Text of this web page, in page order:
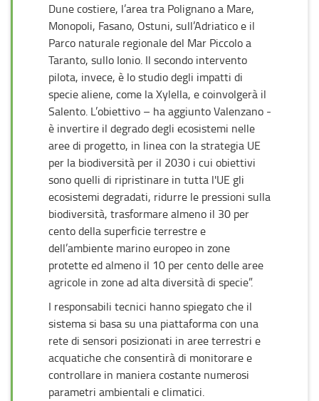
Dune costiere, l’area tra Polignano a Mare,
Monopoli, Fasano, Ostuni, sull’Adriatico e il
Parco naturale regionale del Mar Piccolo a
Taranto, sullo Ionio. Il secondo intervento
pilota, invece, è lo studio degli impatti di
specie aliene, come la Xylella, e coinvolgerà il
Salento. L’obiettivo – ha aggiunto Valenzano -
è invertire il degrado degli ecosistemi nelle
aree di progetto, in linea con la strategia UE
per la biodiversità per il 2030 i cui obiettivi
sono quelli di ripristinare in tutta l'UE gli
ecosistemi degradati, ridurre le pressioni sulla
biodiversità, trasformare almeno il 30 per
cento della superficie terrestre e
dell’ambiente marino europeo in zone
protette ed almeno il 10 per cento delle aree
agricole in zone ad alta diversità di specie”.
I responsabili tecnici hanno spiegato che il
sistema si basa su una piattaforma con una
rete di sensori posizionati in aree terrestri e
acquatiche che consentirà di monitorare e
controllare in maniera costante numerosi
parametri ambientali e climatici.